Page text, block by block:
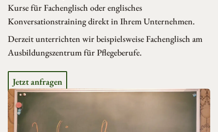
Kurse für Fachenglisch oder englisches
Konversationstraining direkt in Ihrem Unternehmen.
Derzeit unterrichten wir beispielsweise Fachenglisch am
Ausbildungszentrum für Pflegeberufe.
Jetzt anfragen